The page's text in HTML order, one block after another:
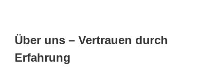
Über uns – Vertrauen durch
Erfahrung